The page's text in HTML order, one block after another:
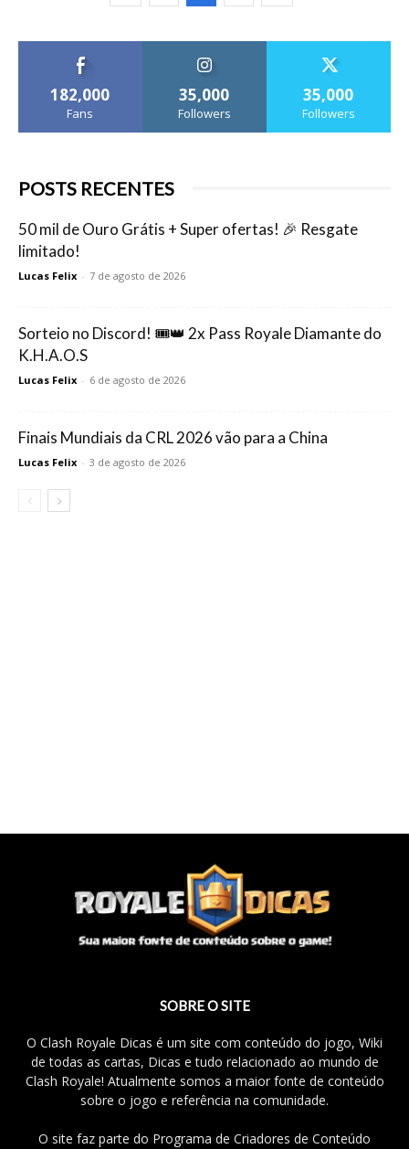
182,000
Fans
35,000
Followers
35,000
Followers
POSTS RECENTES
50 mil de Ouro Grátis + Super ofertas! 🎉 Resgate
limitado!
Lucas Felix - 7 de agosto de 2026
Sorteio no Discord! 🎟️👑 2x Pass Royale Diamante do
K.H.A.O.S
Lucas Felix - 6 de agosto de 2026
Finais Mundiais da CRL 2026 vão para a China
Lucas Felix - 3 de agosto de 2026
SOBRE O SITE
O Clash Royale Dicas é um site com conteúdo do jogo, Wiki
de todas as cartas, Dicas e tudo relacionado ao mundo de
Clash Royale! Atualmente somos a maior fonte de conteúdo
sobre o jogo e referência na comunidade.
O site faz parte do Programa de Criadores de Conteúdo